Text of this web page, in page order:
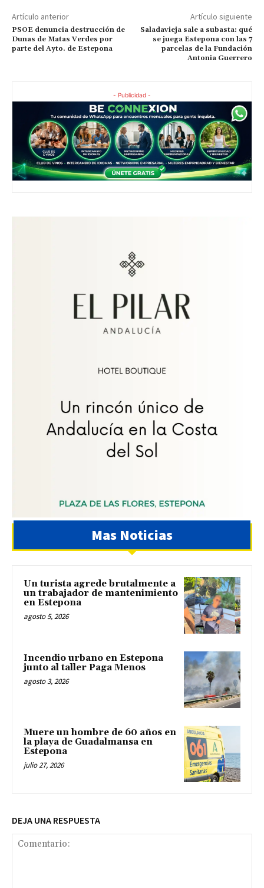
Artículo anterior
PSOE denuncia destrucción de
Dunas de Matas Verdes por
parte del Ayto. de Estepona
Artículo siguiente
Saladavieja sale a subasta: qué
se juega Estepona con las 7
parcelas de la Fundación
Antonia Guerrero
- Publicidad -
Mas Noticias
Un turista agrede brutalmente a
un trabajador de mantenimiento
en Estepona
agosto 5, 2026
Incendio urbano en Estepona
junto al taller Paga Menos
agosto 3, 2026
Muere un hombre de 60 años en
la playa de Guadalmansa en
Estepona
julio 27, 2026
DEJA UNA RESPUESTA